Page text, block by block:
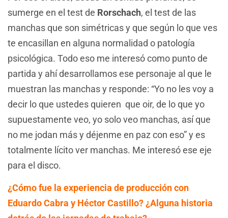
sumerge en el test de Rorschach, el test de las
manchas que son simétricas y que según lo que ves
te encasillan en alguna normalidad o patología
psicológica. Todo eso me interesó como punto de
partida y ahí desarrollamos ese personaje al que le
muestran las manchas y responde: “Yo no les voy a
decir lo que ustedes quieren que oir, de lo que yo
supuestamente veo, yo solo veo manchas, así que
no me jodan más y déjenme en paz con eso” y es
totalmente lícito ver manchas. Me interesó ese eje
para el disco.
¿Cómo fue la experiencia de producción con
Eduardo Cabra y Héctor Castillo?¿Alguna historia